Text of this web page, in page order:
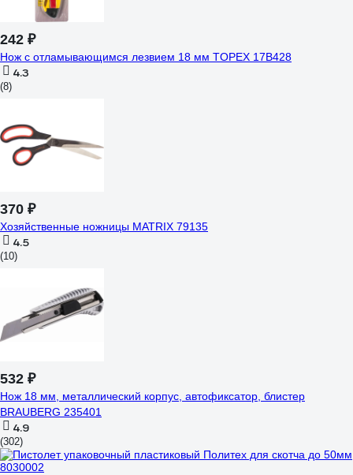
242 ₽
Нож с отламывающимся лезвием 18 мм TOPEX 17B428
4.3
(8)
370 ₽
Хозяйственные ножницы MATRIX 79135
4.5
(10)
532 ₽
Нож 18 мм, металлический корпус, автофиксатор, блистер
BRAUBERG 235401
4.9
(302)